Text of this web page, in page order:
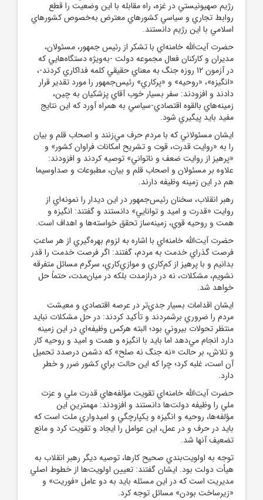
رژيم صهيونيستي در غزه، راه مقابله با اين وضعيت را قطع
روابط تجاري و سياسي کشورهاي معترض به‌خصوص کشورهاي
اسلامي با اين رژيم دانستند.
حضرت آيت‌الله خامنه‌اي با تشکر از رئيس جمهور، مسئولان،
مديران و کارکنان فعال مجموعه دولت -به‌ويژه دستگاه‌هايي که
در آزمون 12 روزه جنگ به معناي حقيقي کلمه فداکاري کردند-،
«انگيزه»، «روحيه» و «پرکاري» رئيس‌جمهور را مورد تقدير قرار
دادند و افزودند: سفر بسيار خوب آقاي پزشکيان به چين،
زمينه‌هاي بالقوه اقتصادي-سياسي به همراه آورد که اين نتايج
مفيد بايد پيگيري شود.
ايشان مسئولاني که با مردم حرف مي‌زنند و اصحاب قلم و بيان
را به «روايت قدرت، قوت و تشريح امکانات فراوان کشور» و
«پرهيز از روايت ضعف و ناتواني» توصيه کردند و افزودند:
علاوه بر مسئولان و اصحاب قلم و بيان، مطبوعات و صداوسيما
هم در اين زمينه وظيفه دارند.
رهبر انقلاب، سخنان رئيس‌جمهور در اين ديدار را نمونه‌اي از
روايت «قدرت و اميد و توانايي» دانستند و گفتند: انگيزه و
همت و روحيه قوي، زمينه‌ساز تحقق خواسته‌ها و اهداف است.
حضرت آيت‌الله خامنه‌اي با اشاره به لزوم بهره‌گيري از هر ساعتِ
فرصت گذراي خدمت به مردم، گفتند: اگر فرصت خدمت را قدر
بدانيم و با پرهيز از کم‌کاري و موازي‌کاري، سرگرم مسائل متفرقه
نشويم، مشکلات، نه در درازمدت بلکه در ميان‌مدت، حتماً حل
خواهد شد.
ايشان اقدامات بسيار جدي‌تر در عرصه اقتصادي و معيشت
مردم را ضروري برشمردند و تأکيد کردند: در حل مشکلات نبايد
منتظر تحولات بيروني بود؛ البته هرکس وظيفه‌اي در اين زمينه
دارد انجام مي‌دهد اما بايد با انگيزه و همت و اميد و روحيه کار
و تلاش، بر حالت «نه جنگ نه صلح» که دشمن درصدد تحميل
آن است، غلبه کرد؛ چرا که اين حالت براي کشور ضرر و خطر
دارد.
حضرت آيت‌الله خامنه‌اي تقويت مؤلفه‌هاي قدرت ملي و عزت
ملي را وظيفه دولت‌ها دانستند و افزودند: مهمترينِ اين
مؤلفه‌ها، روحيه و انگيزه و يکپارچگي و اميدواري ملت است که
بايد در حرف و در عمل، اين عوامل را ايجاد و تقويت کرد و مانع
تضعيف آنها شد.
توجه به اولويت‌بندي صحيح کارها، توصيه ديگر رهبر انقلاب به
هيأت دولت بود. ايشان گفتند: تعيين اولويت‌ها از خطوط اصلي
مديريت است که در اين مسئله بايد به دو عامل «فوريت» و
«زيرساخت بودن» مسائل توجه کرد.